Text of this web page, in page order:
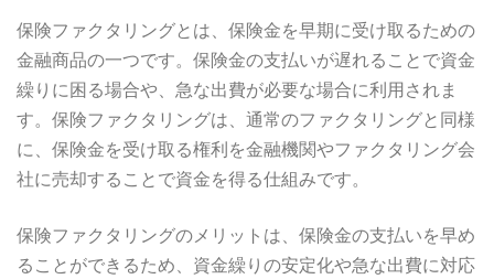
保険ファクタリングとは、保険金を早期に受け取るための
金融商品の一つです。保険金の支払いが遅れることで資金
繰りに困る場合や、急な出費が必要な場合に利用されま
す。保険ファクタリングは、通常のファクタリングと同様
に、保険金を受け取る権利を金融機関やファクタリング会
社に売却することで資金を得る仕組みです。
保険ファクタリングのメリットは、保険金の支払いを早め
ることができるため、資金繰りの安定化や急な出費に対応